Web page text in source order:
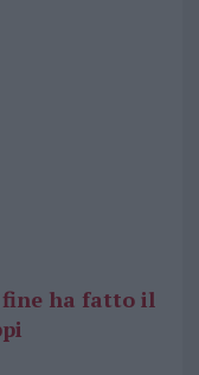
fine ha fatto il